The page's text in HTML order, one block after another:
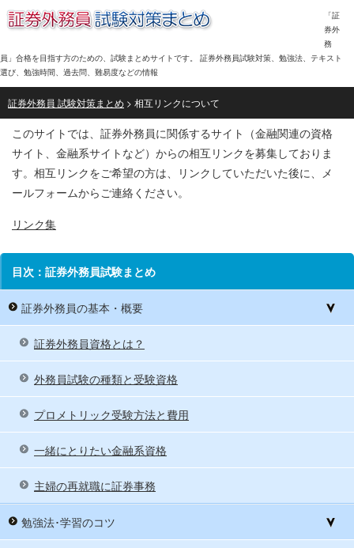
「証
券外
務
員」合格を目指す方のための、試験まとめサイトです。 証券外務員試験対策、勉強法、テキスト
選び、勉強時間、過去問、難易度などの情報
証券外務員 試験対策まとめ > 相互リンクについて
このサイトでは、証券外務員に関係するサイト（金融関連の資格
サイト、金融系サイトなど）からの相互リンクを募集しておりま
す。相互リンクをご希望の方は、リンクしていただいた後に、メ
ールフォームからご連絡ください。
リンク集
目次：証券外務員試験まとめ
証券外務員の基本・概要
証券外務員資格とは？
外務員試験の種類と受験資格
プロメトリック受験方法と費用
一緒にとりたい金融系資格
主婦の再就職に証券事務
勉強法･学習のコツ